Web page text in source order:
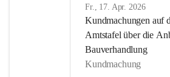
Fr., 17. Apr. 2026
Kundmachungen auf
Amtstafel über die
Bauverhandlung
Kundmachung